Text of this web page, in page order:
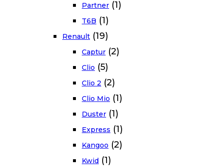
Partner (1)
T6B (1)
Renault (19)
Captur (2)
Clio (5)
Clio 2 (2)
Clio Mio (1)
Duster (1)
Express (1)
Kangoo (2)
Kwid (1)